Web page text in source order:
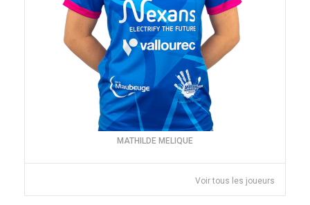
MATHILDE MELIQUE
Voir tous les joueurs